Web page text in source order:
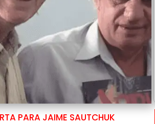
PARA JAIME SAUTCHUK